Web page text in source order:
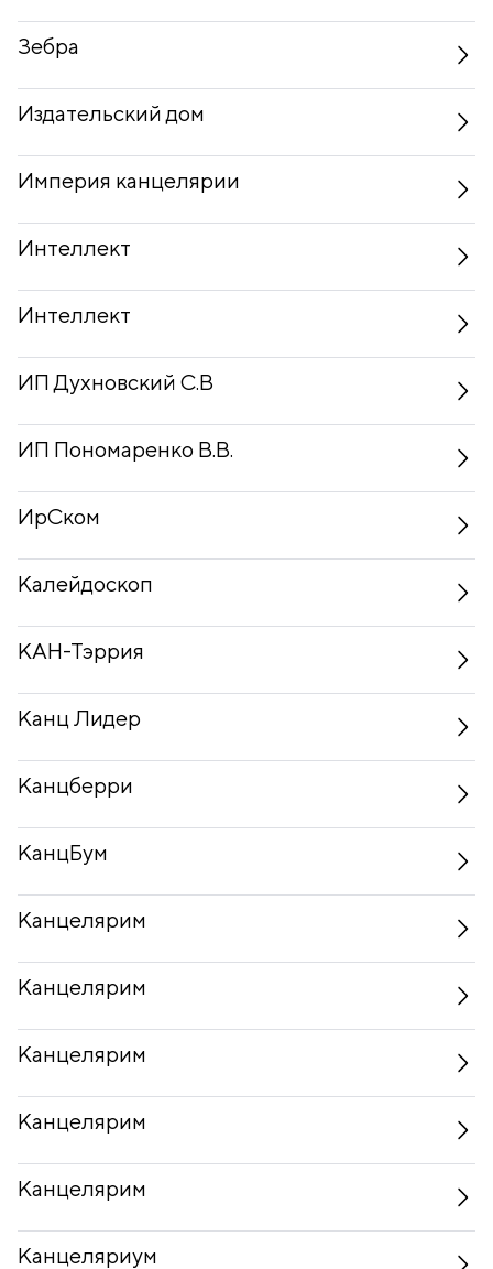
Зебра
Издательский дом
Империя канцелярии
Интеллект
Интеллект
ИП Духновский С.В
ИП Пономаренко В.В.
ИрСком
Калейдоскоп
КАН-Тэррия
Канц Лидер
Канцберри
КанцБум
Канцелярим
Канцелярим
Канцелярим
Канцелярим
Канцелярим
Канцеляриум